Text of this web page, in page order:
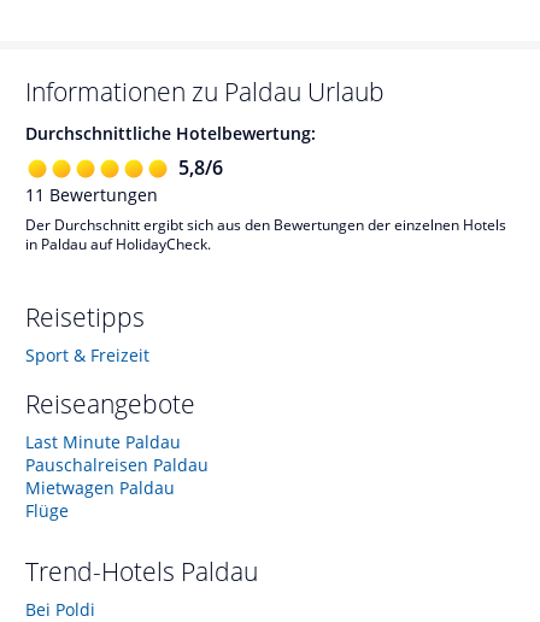
Informationen zu Paldau Urlaub
Durchschnittliche Hotelbewertung:
5,8/6
11 Bewertungen
Der Durchschnitt ergibt sich aus den Bewertungen der einzelnen Hotels
in Paldau auf HolidayCheck.
Reisetipps
Sport & Freizeit
Reiseangebote
Last Minute Paldau
Pauschalreisen Paldau
Mietwagen Paldau
Flüge
Trend-Hotels Paldau
Bei Poldi